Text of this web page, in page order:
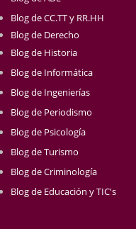
Blog de CC.TT y RR.HH
Blog de Derecho
Blog de Historia
Blog de Informática
Blog de Ingenierías
Blog de Periodismo
Blog de Psicología
Blog de Turismo
Blog de Criminología
Blog de Educación y TIC's